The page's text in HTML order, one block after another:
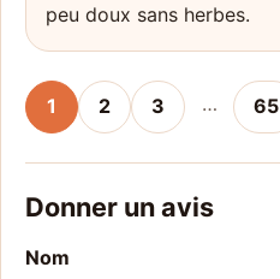
peu doux sans herbes.
1 2 3 … 65
Donner un avis
Nom